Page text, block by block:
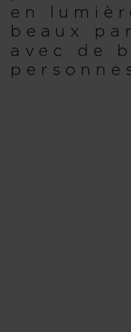
States.
en
beaux
avec de